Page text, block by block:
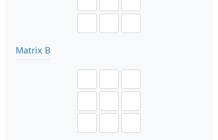
Matrix B